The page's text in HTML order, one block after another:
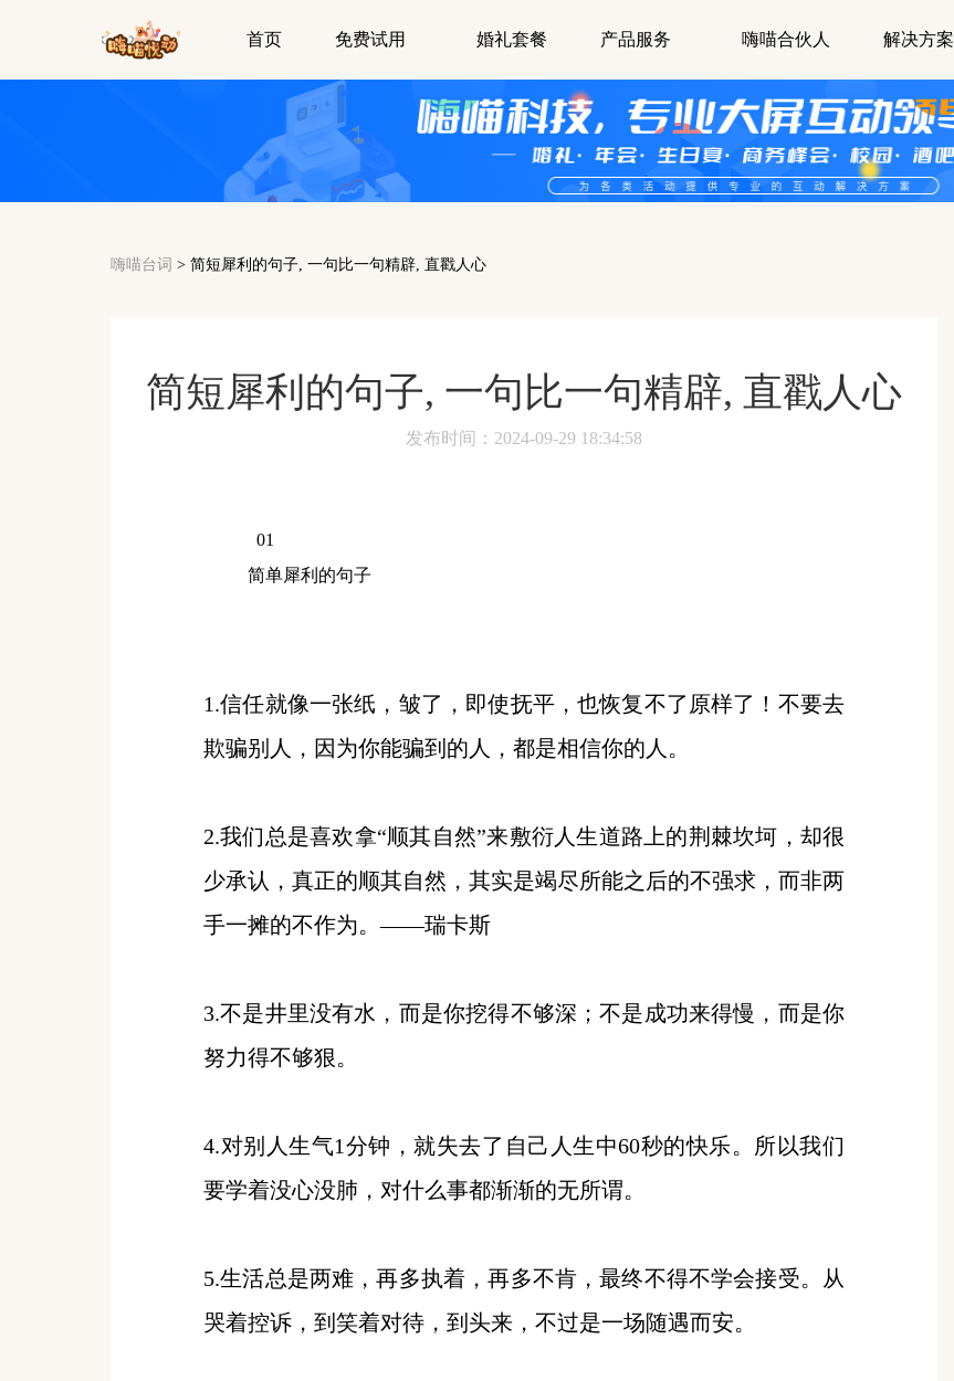
首页 免费试用 婚礼套餐 产品服务 嗨喵合伙人 解决方案
嗨喵台词 > 简短犀利的句子, 一句比一句精辟, 直戳人心
简短犀利的句子, 一句比一句精辟, 直戳人心
发布时间：2024-09-29 18:34:58
01
简单犀利的句子
1.信任就像一张纸，皱了，即使抚平，也恢复不了原样了！不要去
欺骗别人，因为你能骗到的人，都是相信你的人。
2.我们总是喜欢拿“顺其自然”来敷衍人生道路上的荆棘坎坷，却很
少承认，真正的顺其自然，其实是竭尽所能之后的不强求，而非两
手一摊的不作为。——瑞卡斯
3.不是井里没有水，而是你挖得不够深；不是成功来得慢，而是你
努力得不够狠。
4.对别人生气1分钟，就失去了自己人生中60秒的快乐。所以我们
要学着没心没肺，对什么事都渐渐的无所谓。
5.生活总是两难，再多执着，再多不肯，最终不得不学会接受。从
哭着控诉，到笑着对待，到头来，不过是一场随遇而安。